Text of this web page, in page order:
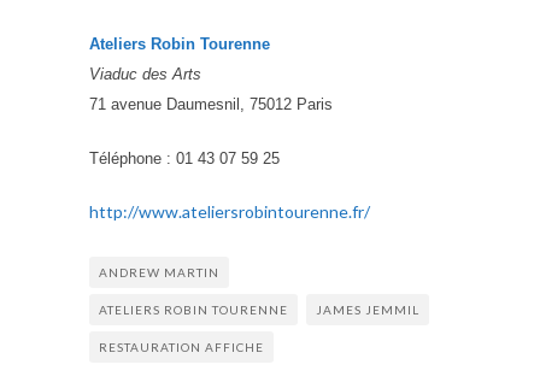
Ateliers Robin Tourenne
Viaduc des Arts
71 avenue Daumesnil, 75012 Paris
Téléphone : 01 43 07 59 25
http://www.ateliersrobintourenne.fr/
ANDREW MARTIN
ATELIERS ROBIN TOURENNE JAMES JEMMIL
RESTAURATION AFFICHE